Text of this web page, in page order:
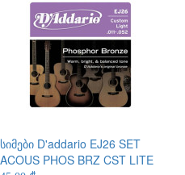
სიმები D'addario EJ26 SET
ACOUS PHOS BRZ CST LITE